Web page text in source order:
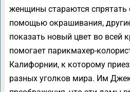
женщины стараются спрятать
помощью окрашивания,
показать новый цвет во всей
помогает парикмахер-
Калифорнии, к которому
разных уголков мира. Им